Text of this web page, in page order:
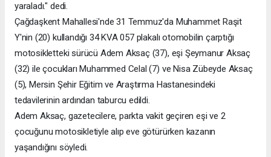
yaraladı." dedi.
Çağdaşkent Mahallesi'nde 31 Temmuz'da Muhammet Raşit
Y'nin (20) kullandığı 34 KVA 057 plakalı otomobilin çarptığı
motosikletteki sürücü Adem Aksaç (37), eşi Şeymanur Aksaç
(32) ile çocukları Muhammed Celal (7) ve Nisa Zübeyde Aksaç
(5), Mersin Şehir Eğitim ve Araştırma Hastanesindeki
tedavilerinin ardından taburcu edildi.
Adem Aksaç, gazetecilere, parkta vakit geçiren eşi ve 2
çocuğunu motosikletiyle alıp eve götürürken kazanın
yaşandığını söyledi.